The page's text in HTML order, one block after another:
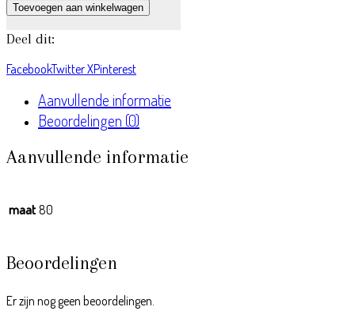
Toevoegen aan winkelwagen
Deel dit:
FacebookTwitter XPinterest
Aanvullende informatie
Beoordelingen (0)
Aanvullende informatie
maat 80
Beoordelingen
Er zijn nog geen beoordelingen.